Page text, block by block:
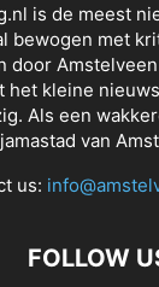
is de meest
bewogen met
door
het kleine
Als een
van
us:
FOLLOW